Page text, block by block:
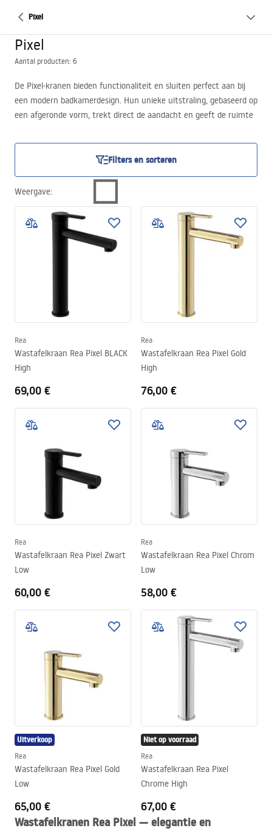
Pixel
Pixel
Aantal producten: 6
De Pixel-kranen bieden functionaliteit en sluiten perfect aan bij
een modern badkamerdesign. Hun unieke uitstraling, gebaseerd op
een afgeronde vorm, trekt direct de aandacht en geeft de ruimte
installatie uitzonderlijk eenvoudig en snel is, iets wat iedereen die
praktische oplossingen zoekt zal waarderen.
Filters en sorteren
Weergave:
Rea
Wastafelkraan Rea Pixel BLACK
High
69,00 €
Rea
Wastafelkraan Rea Pixel Gold
High
76,00 €
Rea
Wastafelkraan Rea Pixel Zwart
Low
60,00 €
Rea
Wastafelkraan Rea Pixel Chrom
Low
58,00 €
Uitverkoop
Rea
Wastafelkraan Rea Pixel Gold
Low
65,00 €
Niet op voorraad
Rea
Wastafelkraan Rea Pixel
Chrome High
67,00 €
Wastafelkranen Rea Pixel — elegantie en